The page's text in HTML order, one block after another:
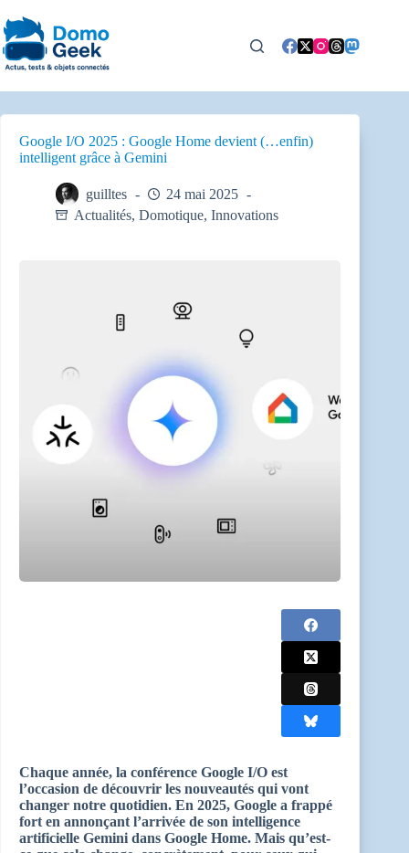
au
contenu
Google I/O 2025 : Google Home devient (…enfin)
intelligent grâce à Gemini
guilltes
24 mai 2025
Actualités, Domotique, Innovations
Chaque année, la conférence Google I/O est
l’occasion de découvrir les nouveautés qui vont
changer notre quotidien. En 2025, Google a frappé
fort en annonçant l’arrivée de son intelligence
artificielle Gemini dans Google Home. Mais qu’est-